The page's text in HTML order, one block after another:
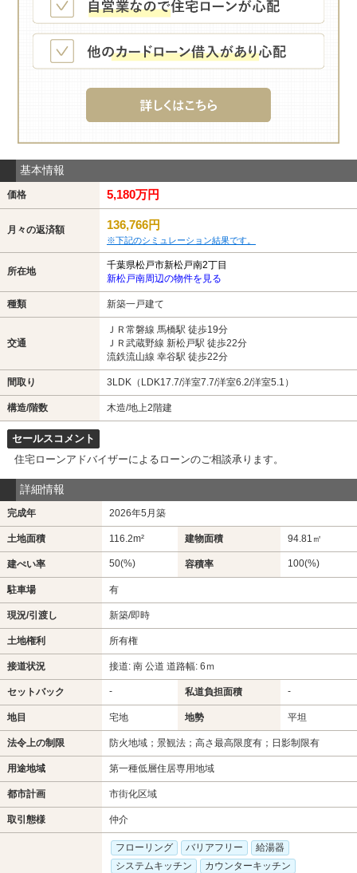
基本情報
価格 5,180万円
月々の返済額 136,766円
※下記のシミュレーション結果です。
所在地
千葉県松戸市新松戸南2丁目
新松戸南周辺の物件を見る
種類 新築一戸建て
交通
ＪＲ常磐線 馬橋駅 徒歩19分
ＪＲ武蔵野線 新松戸駅 徒歩22分
流鉄流山線 幸谷駅 徒歩22分
間取り 3LDK（LDK17.7/洋室7.7/洋室6.2/洋室5.1）
構造/階数 木造/地上2階建
セールスコメント
住宅ローンアドバイザーによるローンのご相談承ります。
詳細情報
完成年 2026年5月築
土地面積 116.2m² 建物面積 94.81㎡
建ぺい率 50(%) 容積率 100(%)
駐車場 有
現況/引渡し 新築/即時
土地権利 所有権
接道状況 接道: 南 公道 道路幅: 6ｍ
セットバック - 私道負担面積 -
地目 宅地 地勢 平坦
法令上の制限 防火地域；景観法；高さ最高限度有；日影制限有
用途地域 第一種低層住居専用地域
都市計画 市街化区域
取引態様 仲介
フローリング バリアフリー
給湯器
システムキッチン
カウンターキッチン